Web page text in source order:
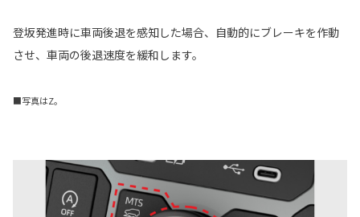
登坂発進時に車両後退を感知した場合、自動的にブレーキを作動
させ、車両の後退速度を緩和します。
■写真はZ。